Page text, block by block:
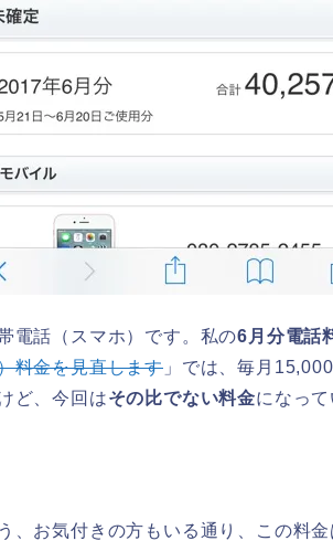
電話（スマホ）です。私の6月分電話
料金を見直します 」では、毎月
ど、今回はその比でない料金になって
、お気付きの方もいる通り、この料